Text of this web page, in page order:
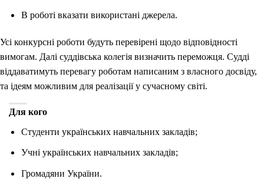
В роботі вказати використані джерела.
Усі конкурсні роботи будуть перевірені щодо відповідності
вимогам. Далі суддівська колегія визначить переможця. Судді
віддаватимуть перевагу роботам написаним з власного досвіду,
та ідеям можливим для реалізації у сучасному світі.
Для кого
Студенти українських навчальних закладів;
Учні українських навчальних закладів;
Громадяни України.